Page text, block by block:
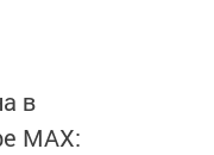
в
MАХ: